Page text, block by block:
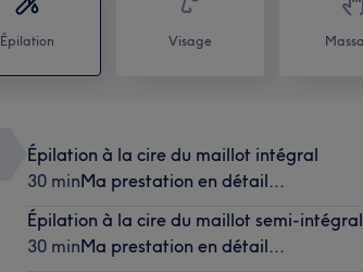
Épilation Visage
Épilation à la cire du maillot intégral
30 minMa prestation en détail...
Épilation à la cire du maillot semi-intégral
30 minMa prestation en détail...